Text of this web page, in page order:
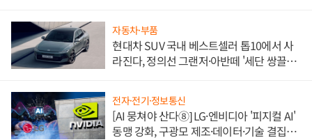
자동차·부품
현대차 SUV 국내 베스트셀러 톱10에서 사
라진다, 정의선 그랜저·아반떼 '세단 쌍끌
전자·전기·정보통신
[AI 뭉쳐야 산다⑧] LG·엔비디아 '피지컬 AI'
동맹 강화, 구광모 제조·데이터·기술 결집